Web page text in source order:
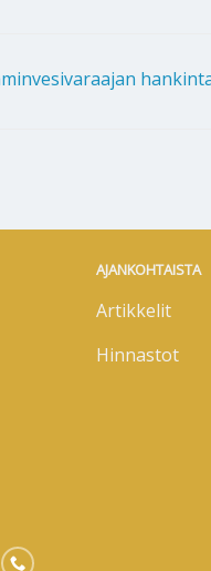
AJANKOHTAISTA
Artikkelit
Hinnastot